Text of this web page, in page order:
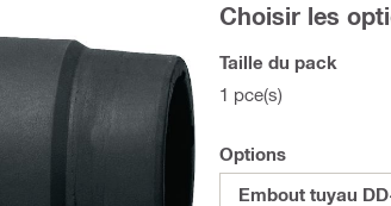
Choisir les
Taille du pack
1 pce(s)
Options
Embout tuyau